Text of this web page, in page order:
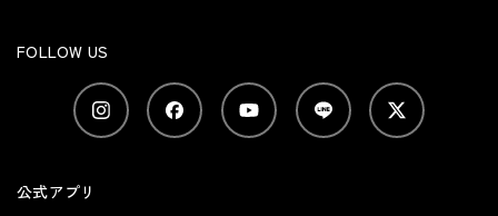
FOLLOW US
公式アプリ